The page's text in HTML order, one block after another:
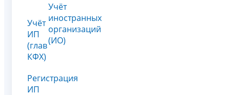
Учёт
ИП
(глав
КФХ)
Регистрация
ИП
Учёт
иностранных
организаций
(ИО)